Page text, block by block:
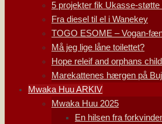
5 projekter fik Ukasse-støtte
Fra diesel til el i Wanekey
TOGO ESOME – Vogan-
Må jeg lige låne toilettet?
Hope releif and orphans
Marekattenes hærgen på
Mwaka Huu ARKIV
Mwaka Huu 2025
En hilsen fra